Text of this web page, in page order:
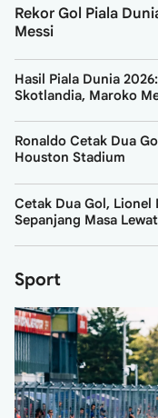
Rekor Gol Piala
Messi
Hasil Piala Dunia
Skotlandia, Maroko
Ronaldo Cetak Dua
Houston Stadium
Cetak Dua Gol, Lionel
Sepanjang Masa
Sport